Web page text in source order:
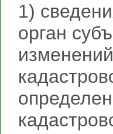
1)
орган